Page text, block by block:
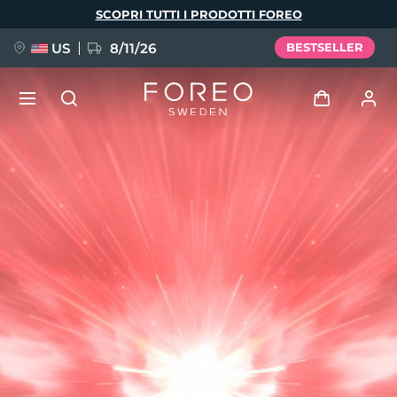
SCOPRI TUTTI I PRODOTTI FOREO
US 8/11/26 BESTSELLER
Profilo utente
I miei dispositivi
I miei ordini
I miei indirizzi
I miei abbonamenti
FAQ™ Pure Beauty-Tech Elixir
BREAKING NEWS
issa™ Teeth Whitening Set
English Deutsch
Español
Français
Italiano
Português
Polski
Svenska
Русский
Türkçe
简体中文 繁體中文